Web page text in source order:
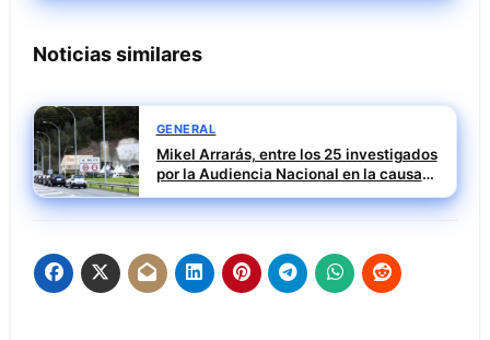
Noticias similares
GENERAL
Mikel Arrarás, entre los 25 investigados
por la Audiencia Nacional en la causa
SEPI del caso Leire